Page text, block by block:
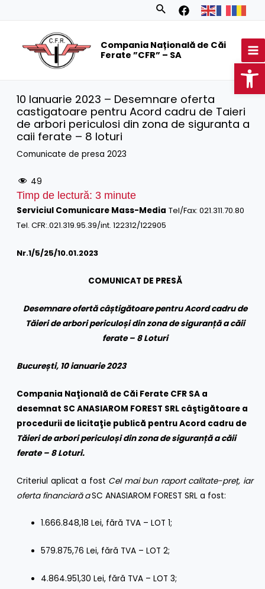
Search
Compania Națională de Căi
Ferate ”CFR” – SA
10 Ianuarie 2023 – Desemnare oferta
castigatoare pentru Acord cadru de Taieri
de arbori periculosi din zona de siguranta a
caii ferate – 8 loturi
Comunicate de presa 2023
49
Timp de lectură: 3 minute
Serviciul Comunicare Mass-Media Tel/Fax: 021.311.70.80
Tel. CFR:.021.319.95.39/int. 122312/122905
Nr.1/5/25/10.01.2023
COMUNICAT DE PRESĂ
Desemnare ofertă câștigătoare pentru Acord cadru de
Tăieri de arbori periculoși din zona de siguranță a căii
ferate – 8 Loturi
București, 10 ianuarie 2023
Compania Naţională de Căi Ferate CFR SA a
desemnat SC ANASIAROM FOREST SRL câştigătoare a
procedurii de licitaţie publică pentru Acord cadru de
Tăieri de arbori periculoși din zona de siguranță a căii
ferate – 8 Loturi.
Criteriul aplicat a fost Cel mai bun raport calitate-preț, iar
oferta financiară aSC ANASIAROM FOREST SRL a fost:
1.666.848,18 Lei, fără TVA – LOT 1;
579.875,76 Lei, fără TVA – LOT 2;
4.864.951,30 Lei, fără TVA – LOT 3;